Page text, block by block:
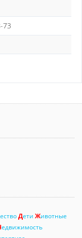
73
Дети Животные
едвижимость